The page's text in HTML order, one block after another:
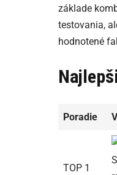
základe
testovania,
hodnotené
Poradie
TOP 1